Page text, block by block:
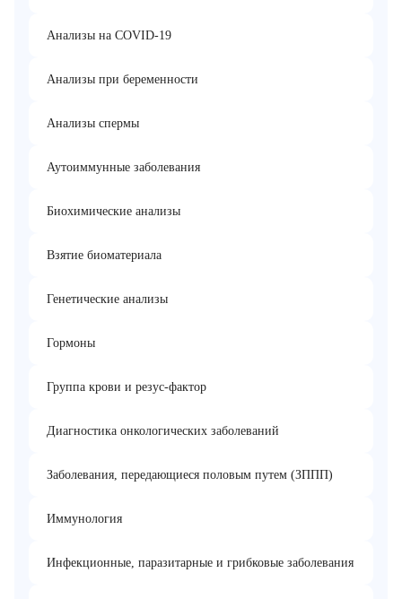
Анализы на COVID-19
Анализы при беременности
Анализы спермы
Аутоиммунные заболевания
Биохимические анализы
Взятие биоматериала
Генетические анализы
Гормоны
Группа крови и резус-фактор
Диагностика онкологических заболеваний
Заболевания, передающиеся половым путем (ЗППП)
Иммунология
Инфекционные, паразитарные и грибковые заболевания